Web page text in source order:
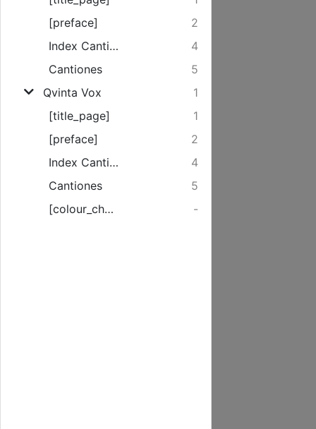
[preface]
2
Index Cantionum...
4
Cantiones
5
Qvinta Vox
1
[title_page]
1
[preface]
2
Index Cantionum...
4
Cantiones
5
[colour_checker]
-